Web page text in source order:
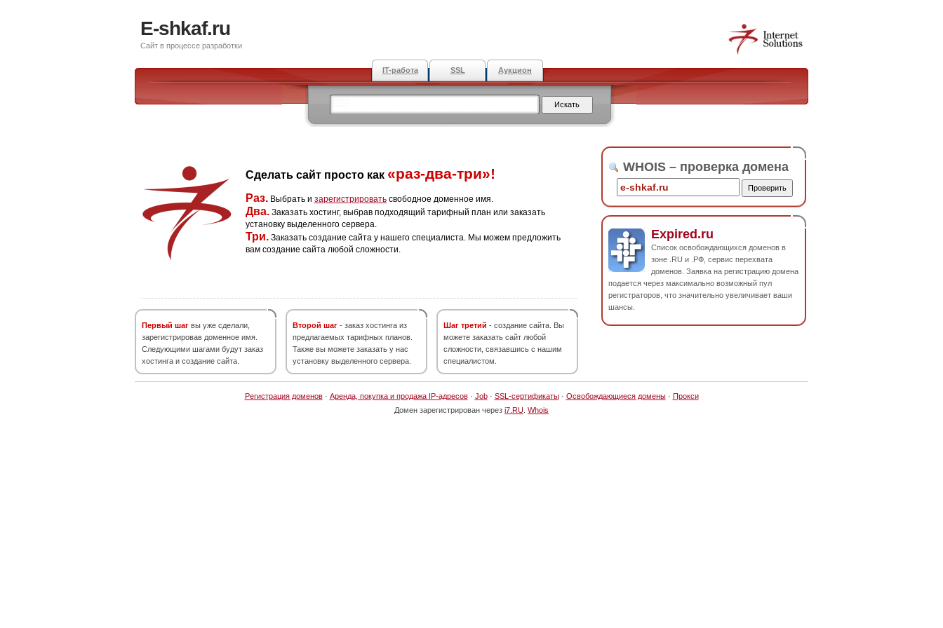
E-shkaf.ru
Сайт в процессе разработки
IT-работа SSL Аукцион
Сделать сайт просто как «раз-два-три»!
Раз. Выбрать и зарегистрировать свободное доменное имя.
Два. Заказать хостинг, выбрав подходящий тарифный план или заказать
установку выделенного сервера.
Три. Заказать создание сайта у нашего специалиста. Мы можем предложить
вам создание сайта любой сложности.
Первый шаг вы уже сделали,
зарегистрировав доменное имя.
Следующими шагами будут заказ
хостинга и создание сайта.
Второй шаг - заказ хостинга из
предлагаемых тарифных планов.
Также вы можете заказать у нас
установку выделенного сервера.
Шаг третий - создание сайта. Вы
можете заказать сайт любой
сложности, связавшись с нашим
специалистом.
WHOIS – проверка домена
Expired.ru
Список освобождающихся доменов в
зоне .RU и .РФ, сервис перехвата
доменов. Заявка на регистрацию домена
подается через максимально возможный пул
регистраторов, что значительно увеличивает ваши
шансы.
Регистрация доменов· Аренда, покупка и продажа IP-адресов· Job· SSL-сертификаты· Освобождающиеся домены· Прокси
Домен зарегистрирован через i7.RU Whois